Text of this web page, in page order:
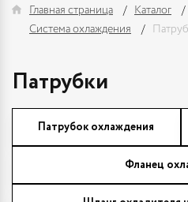
Главная страница Каталог
Система охлаждения
Патрубки
Патрубок охлаждения
Фланец